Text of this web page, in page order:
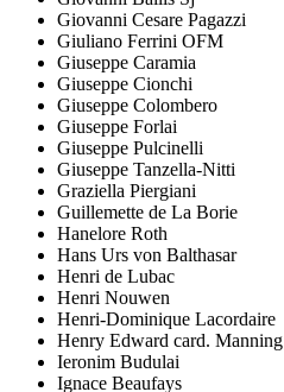
Giovanni Cesare Pagazzi
Giuliano Ferrini OFM
Giuseppe Caramia
Giuseppe Cionchi
Giuseppe Colombero
Giuseppe Forlai
Giuseppe Pulcinelli
Giuseppe Tanzella-Nitti
Graziella Piergiani
Guillemette de La Borie
Hanelore Roth
Hans Urs von Balthasar
Henri de Lubac
Henri Nouwen
Henri-Dominique Lacordaire
Henry Edward card. Manning
Ieronim Budulai
Ignace Beaufays